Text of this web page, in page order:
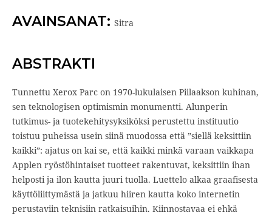
AVAINSANAT: Sitra
ABSTRAKTI
Tunnettu Xerox Parc on 1970-lukulaisen Piilaakson kuhinan,
sen teknologisen optimismin monumentti. Alunperin
tutkimus- ja tuotekehitysyksiköksi perustettu instituutio
toistuu puheissa usein siinä muodossa että ”siellä keksittiin
kaikki”: ajatus on kai se, että kaikki minkä varaan vaikkapa
Applen ryöstöhintaiset tuotteet rakentuvat, keksittiin ihan
helposti ja ilon kautta juuri tuolla. Luettelo alkaa graafisesta
käyttöliittymästä ja jatkuu hiiren kautta koko internetin
perustaviin teknisiin ratkaisuihin. Kiinnostavaa ei ehkä